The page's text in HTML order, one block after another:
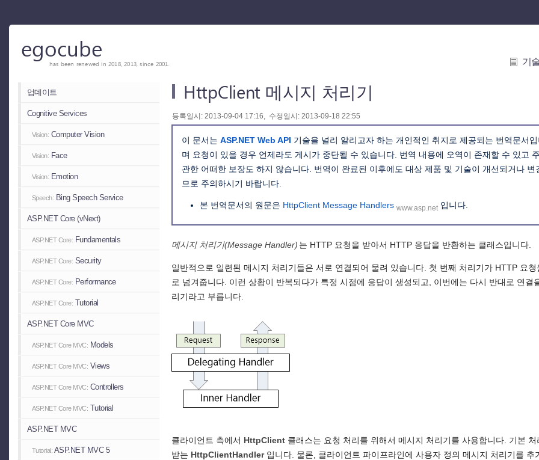
egocube
has been renewed in 2018, 2013, since 2001. 기
업데이트
Cognitive Services
Vision: Computer Vision
Vision: Face
Vision: Emotion
Speech: Bing Speech Service
ASP.NET Core (vNext)
ASP.NET Core: Fundamentals
ASP.NET Core: Security
ASP.NET Core: Performance
ASP.NET Core: Tutorial
ASP.NET Core MVC
ASP.NET Core MVC: Models
ASP.NET Core MVC: Views
ASP.NET Core MVC: Controllers
ASP.NET Core MVC: Tutorial
ASP.NET MVC
Tutorial: ASP.NET MVC 5
HttpClient 메시지 처리기
등록일시: 2013-09-04 17:16, 수정일시: 2013-09-18 22:55
이 문서는 ASP.NET Web API 기술을 널리 알리고자 하는 개인적인 취지로 제공되는 번역문서
며 요청이 있을 경우 언제라도 게시가 중단될 수 있습니다. 번역 내용에 오역이 존재할 수 있고
관한 어떠한 보장도 하지 않습니다. 번역이 완료된 이후에도 대상 제품 및 기술이 개선되거나
므로 주의하시기 바랍니다.
본 번역문서의 원문은 HttpClient Message Handlers www.asp.net 입니다.
메시지 처리기(Message Handler) 는 HTTP 요청을 받아서 HTTP 응답을 반환하는 클래스입니다.
일반적으로 일련된 메시지 처리기들은 서로 연결되어 물려 있습니다. 첫 번째 처리기가 HTTP 요
로 넘겨줍니다. 이런 상황이 반복되다가 특정 시점에 응답이 생성되고, 이번에는 다시 반대로 연결
리기라고 부릅니다.
클라이언트 측에서 HttpClient 클래스는 요청 처리를 위해서 메시지 처리기를 사용합니다. 기본
받는 HttpClientHandler입니다. 물론, 클라이언트 파이프라인에 사용자 정의 메시지 처리기를 추